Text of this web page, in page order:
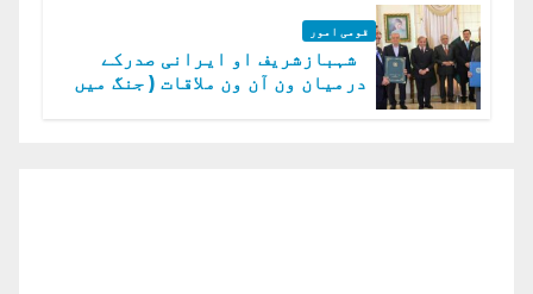
قومی امور
شہبازشریف او ایرانی صدرکے
درمیان ون آن ون ملاقات ( جنگ میں